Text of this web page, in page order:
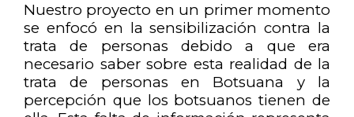
Nuestro proyecto en un primer momento
se enfocó en la sensibilización contra la
trata de personas debido a que era
necesario saber sobre esta realidad de la
trata de personas en Botsuana y la
percepción que los botsuanos tienen de